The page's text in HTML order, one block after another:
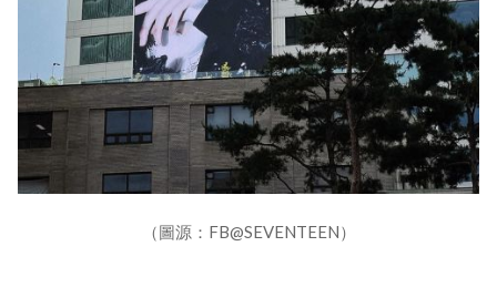
（圖源：FB@SEVENTEEN）